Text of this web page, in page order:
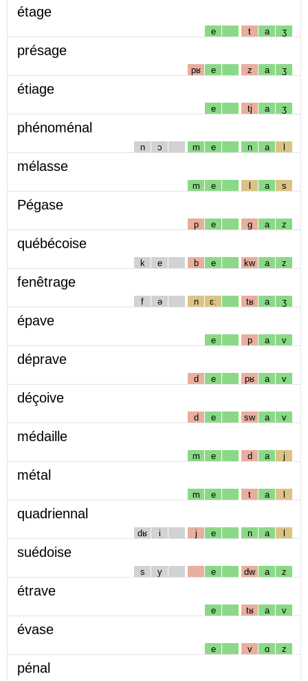
étage
e t a ʒ
présage
pʁ e z a ʒ
étiage
e tj a ʒ
phénoménal
n ɔ m e n a l
mélasse
m e l a s
Pégase
p e g a z
québécoise
k e b e kw a z
fenêtrage
f ə n ɛː tʁ a ʒ
épave
e p a v
déprave
d e pʁ a v
déçoive
d e sw a v
médaille
m e d a j
métal
m e t a l
quadriennal
dʁ i j e n a l
suédoise
s y e dw a z
étrave
e tʁ a v
évase
e v ɑ z
pénal